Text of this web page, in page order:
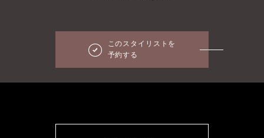
このスタイリストを
予約する